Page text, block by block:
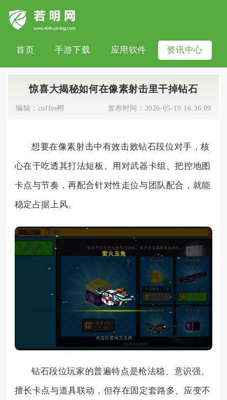
首页 手游下载 应用软件 资讯中心
惊喜大揭秘如何在像素射击里干掉钻石
编辑： coffee橙 发布时间： 2026-05-19 16:36:09
想要在像素射击中有效击败钻石段位对手，核
心在于吃透其打法短板、用对武器卡组、把控地图
卡点与节奏，再配合针对性走位与团队配合，就能
稳定占据上风。
钻石段位玩家的普遍特点是枪法稳、意识强、
擅长卡点与道具联动，但存在固定套路多、应变不